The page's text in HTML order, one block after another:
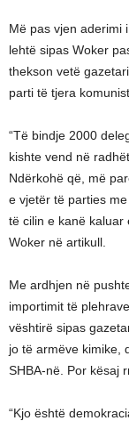
Më pas vjen aderimi
lehtë sipas Woker
thekson vetë
parti të tjera
“Të bindje 2000
kishte vend në
Ndërkohë që, më
e vjetër të parties
të cilin e kanë kaluar
Woker në artikull.
Me ardhjen në
importimit të
vështirë sipas
jo të armëve kimike,
SHBA-në. Por kësaj
“Kjo është